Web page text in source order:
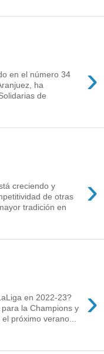
›
en el número 34
ha
de
›
creciendo y
de otras
tradición en
›
en 2022-23?
la Champions y
próximo verano...